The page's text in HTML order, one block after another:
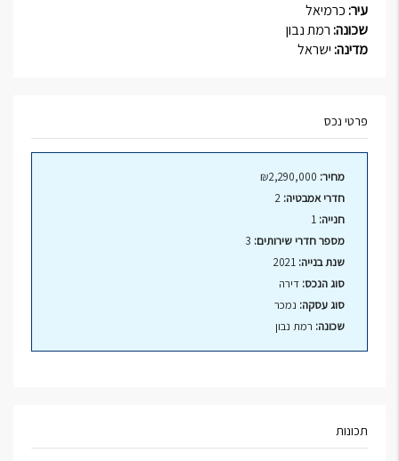
עיר:כרמיאל
שכונה:רמת נבון
מדינה:ישראל
פרטי נכס
מחיר:
חדרי אמבטיה:
חנייה:
מספר חדרי שירותים:
שנת בנייה:
סוג הנכס: דירה
סוג עסקה: נמכר
שכונה: רמת נבון
תכונות